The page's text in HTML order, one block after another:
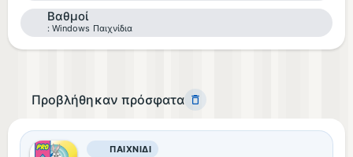
Βαθμοί
Windows Παιχνίδια
Προβλήθηκαν πρόσφατα
ΠΑΙΧΝΊΔΙ